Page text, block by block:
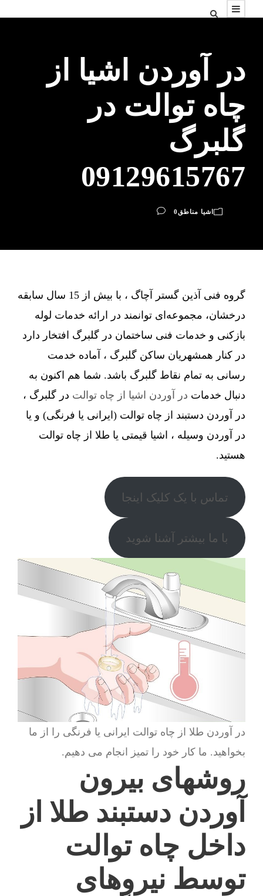
در آوردن اشیا از
چاه توالت در
گلبرگ
09129615767
اشیا مناطق 0
گروه فنی آذین گستر آچاگ ، با بیش از 15 سال سابقه
درخشان، مجموعه‌ای توانمند در ارائه خدمات لوله
بازکنی و خدمات فنی ساختمان در گلبرگ افتخار دارد
در کنار همشهریان ساکن گلبرگ ، آماده خدمت
رسانی به تمام نقاط گلبرگ باشد. شما هم اکنون به
دنبال خدمات در آوردن اشیا از چاه توالت در گلبرگ ،
در آوردن دستبند از چاه توالت (ایرانی یا فرنگی) و یا
در آوردن وسیله ، اشیا قیمتی یا طلا از چاه توالت
هستید.
تماس با یک کلیک اینجا
با ما بیشتر آشنا شوید
در آوردن طلا از چاه توالت ایرانی یا فرنگی را از ما
بخواهید. ما کار خود را تمیز انجام می دهیم.
روشهای بیرون
آوردن دستبند طلا از
داخل چاه توالت
توسط نیروهای